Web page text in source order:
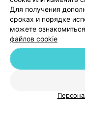
Для получения
сроках и порядке
можете
файлов cookie